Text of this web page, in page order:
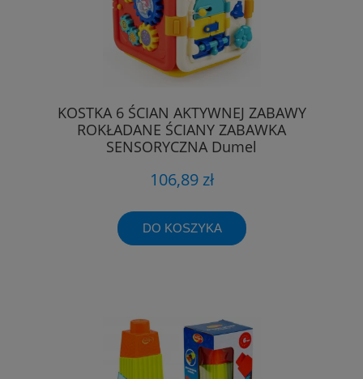
KOSTKA 6 ŚCIAN AKTYWNEJ ZABAWY
ROKŁADANE ŚCIANY ZABAWKA
SENSORYCZNA Dumel
106,89 zł
DO KOSZYKA